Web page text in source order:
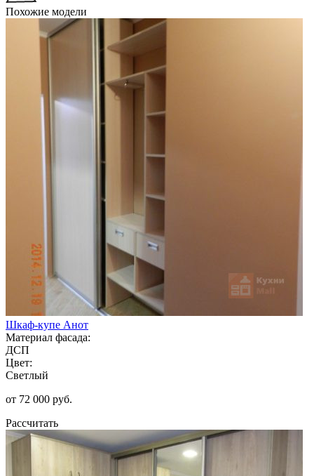
Похожие модели
Шкаф-купе Анот
Материал фасада:
ДСП
Цвет:
Светлый
от 72 000 руб.
Рассчитать